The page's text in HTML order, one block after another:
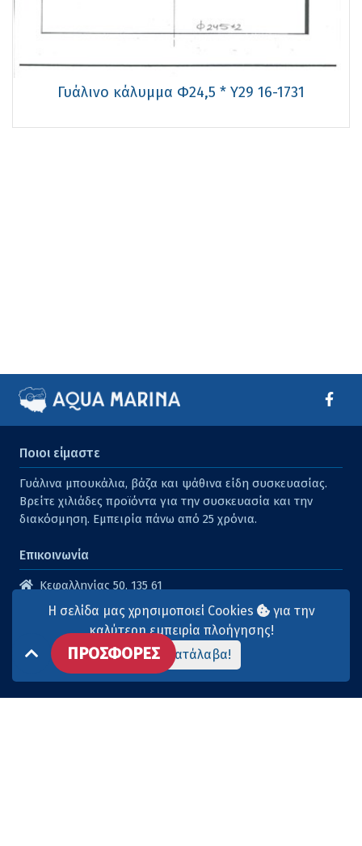
Γυάλινο κάλυμμα Φ24,5 * Υ29 16-1731
Ποιοι είμαστε
Γυάλινα μπουκάλια, βάζα και ψάθινα είδη συσκευασίας.
Βρείτε χιλιάδες προϊόντα για την συσκευασία και την
διακόσμηση. Εμπειρία πάνω από 25 χρόνια.
Επικοινωνία
Κεφαλληνίας 50, 135 61
Άγιοι Ανάργυροι
210 2614316
210 2615904
info@aqua-marina.gr
ΠΡΟΣΦΟΡΕΣ
Η σελίδα μας χρησιμοποιεί Cookies
για την
καλύτερη εμπειρία πλοήγησης!
Το κατάλαβα!